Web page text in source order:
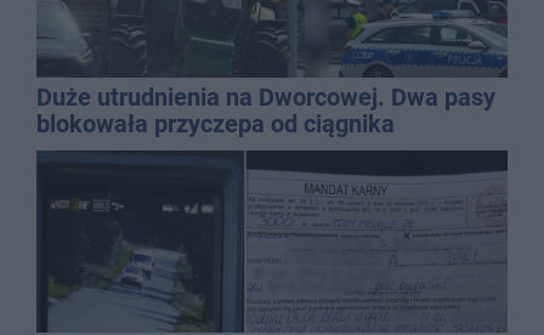
Duże utrudnienia na Dworcowej. Dwa pasy
blokowała przyczepa od ciągnika